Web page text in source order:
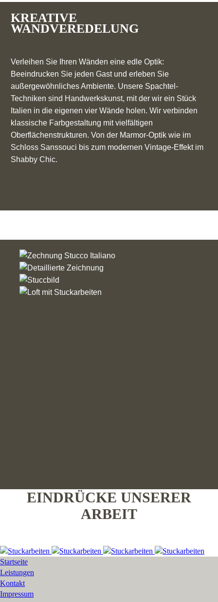
KREATIVE
WANDVEREDELUNG
Verleihen Sie Ihren Wänden eine edle Optik:
Beeindrucken Sie jeden Gast und erleben Sie
außergewöhnliches Ambiente. Unsere Spachtel-
Techniken sind Handwerkskunst, mit der wir ein Stück
Italien in die eigenen vier Wände holen. Wir verbinden
klassische Farbgestaltung mit vielfältigen
Oberflächenstrukturen. Von der Marmor-Optik wie im
Schloss Sanssouci bis zum modernen Vintage-Effekt im
Shabby Chic.
EINDRÜCKE UNSERER
ARBEIT
Startseite
Leistungen
Kontakt
Impressum